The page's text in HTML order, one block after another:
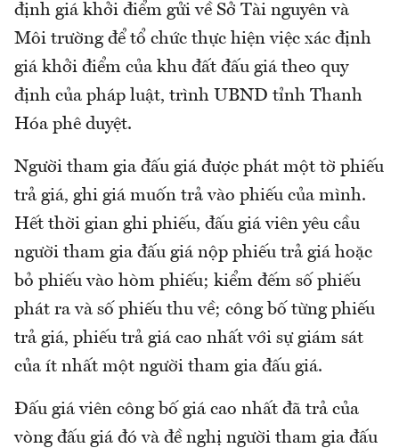
định giá khởi điểm gửi về Sở Tài nguyên và
Môi trường để tổ chức thực hiện việc xác định
giá khởi điểm của khu đất đấu giá theo quy
định của pháp luật, trình UBND tỉnh Thanh
Hóa phê duyệt.
Người tham gia đấu giá được phát một tờ phiếu
trả giá, ghi giá muốn trả vào phiếu của mình.
Hết thời gian ghi phiếu, đấu giá viên yêu cầu
người tham gia đấu giá nộp phiếu trả giá hoặc
bỏ phiếu vào hòm phiếu; kiểm đếm số phiếu
phát ra và số phiếu thu về; công bố từng phiếu
trả giá, phiếu trả giá cao nhất với sự giám sát
của ít nhất một người tham gia đấu giá.
Đấu giá viên công bố giá cao nhất đã trả của
vòng đấu giá đó và đề nghị người tham gia đấu